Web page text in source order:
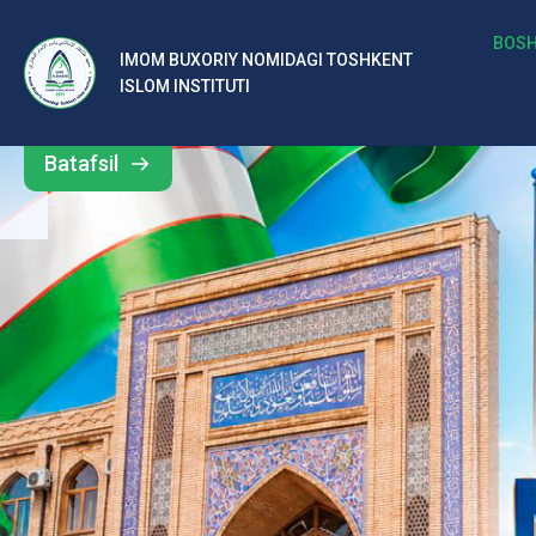
IMOM BUXORIY NOMIDAGI TOSHKENT
ISLOM INSTITUTI
b
al
ar
o‘
rt
a
si
d
Barcha
yangiliklar
Batafsil